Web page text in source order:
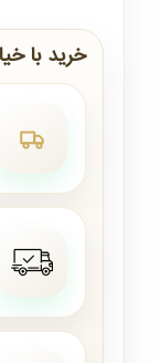
خرید با